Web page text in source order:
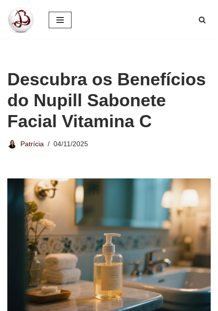
Pular
Descubra os Benefícios
do Nupill Sabonete
Facial Vitamina C
Patrícia 04/11/2025